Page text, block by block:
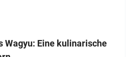
Wagyu: Eine kulinarische